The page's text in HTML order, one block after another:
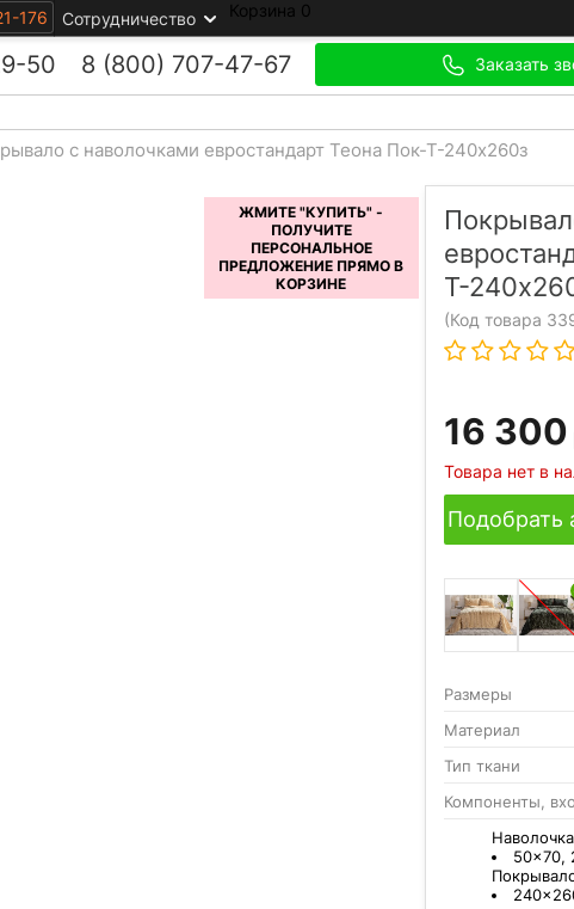
176 Сотрудничество Корзина 0
50 8 (800) 707-47-67 Заказать
с наволочками евростандарт Теона Пок-Т-240х260з
Т-
(Код товара
16 300
Товара нет в
Подобрать
Размеры
Материал
Тип ткани
Компоненты,
50x70,